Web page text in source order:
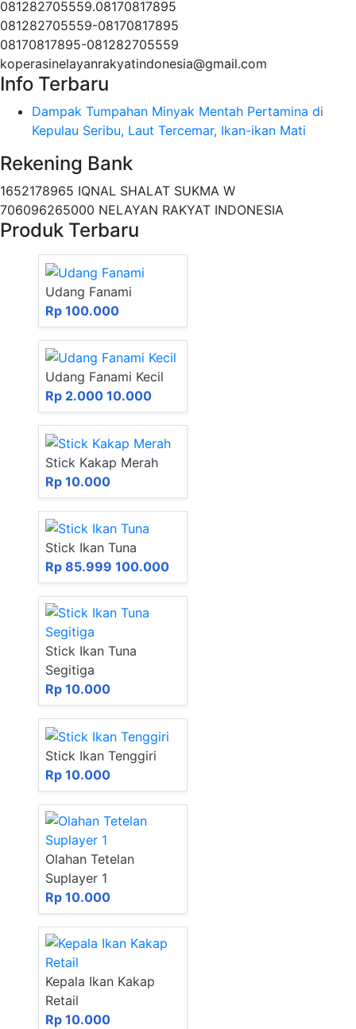
081282705559.08170817895
081282705559-08170817895
08170817895-081282705559
koperasinelayanrakyatindonesia@gmail.com
Info Terbaru
Dampak Tumpahan Minyak Mentah Pertamina di
Kepulau Seribu, Laut Tercemar, Ikan-ikan Mati
Rekening Bank
1652178965 IQNAL SHALAT SUKMA W
706096265000 NELAYAN RAKYAT INDONESIA
Produk Terbaru
Udang Fanami
Rp 100.000
Udang Fanami Kecil
Rp 2.000 10.000
Stick Kakap Merah
Rp 10.000
Stick Ikan Tuna
Rp 85.999 100.000
Stick Ikan Tuna
Segitiga
Rp 10.000
Stick Ikan Tenggiri
Rp 10.000
Olahan Tetelan
Suplayer 1
Rp 10.000
Kepala Ikan Kakap
Retail
Rp 10.000